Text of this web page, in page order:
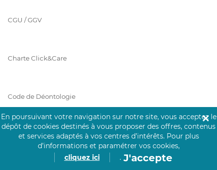
CGU / GGV
Charte Click&Care
Code de Déontologie
Mentions Légales
En poursuivant votre navigation sur notre site, vous acceptez le
dépôt de cookies destinés à vous proposer des offres, contenus
et services adaptés à vos centres d’intérêts. Pour plus
d’informations et paramétrer vos cookies,
cliquez ici
. J'accepte
✕